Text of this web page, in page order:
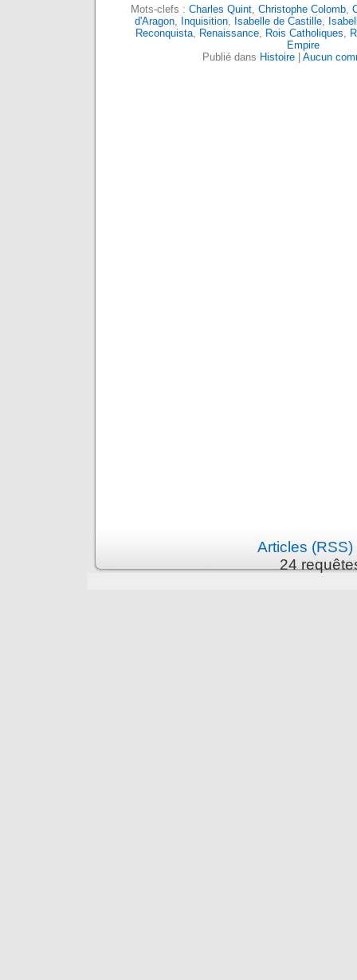
Mots-clefs : Charles Quint, Christophe Colomb,
d'Aragon, Inquisition, Isabelle de Castille,
Reconquista, Renaissance, Rois Catholiques,
Empire
Publié dans Histoire| Aucun
Articles (RSS)
24